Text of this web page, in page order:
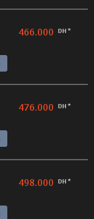
466.000 DH *
476.000 DH *
498.000 DH *